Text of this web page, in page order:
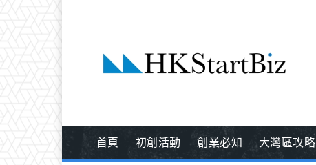
首頁 初創活動 創業必知 大灣區攻略